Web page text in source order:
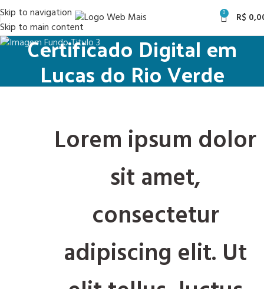
Skip to navigation
Skip to main content
0 R$
Certificado Digital em
Lucas do Rio Verde
Lorem ipsum dolor
sit amet,
consectetur
adipiscing elit. Ut